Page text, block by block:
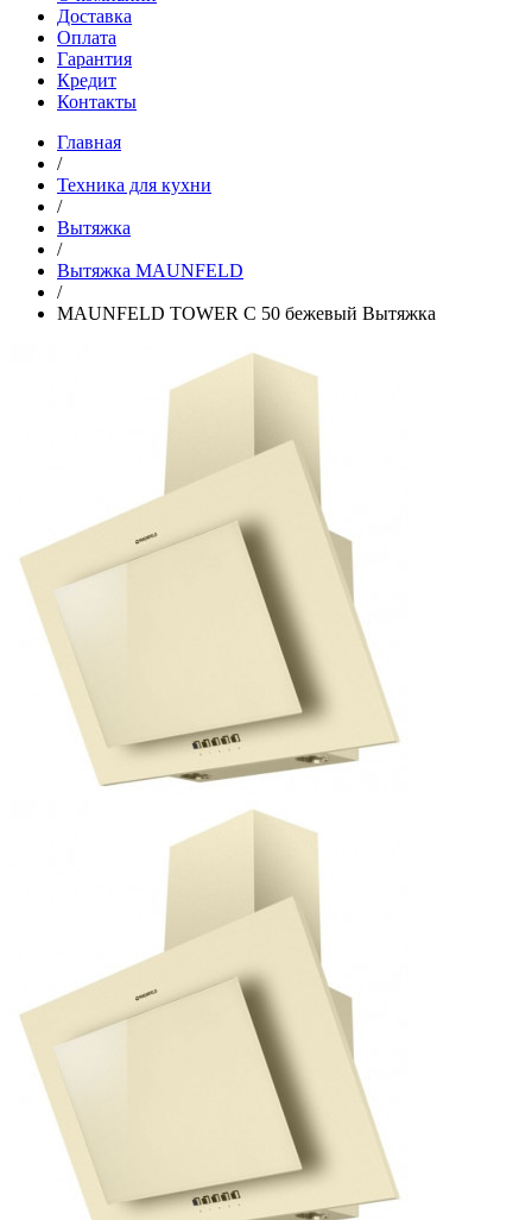
Доставка
Оплата
Гарантия
Кредит
Контакты
Главная
/
Техника для кухни
/
Вытяжка
/
Вытяжка MAUNFELD
/
MAUNFELD TOWER C 50 бежевый Вытяжка